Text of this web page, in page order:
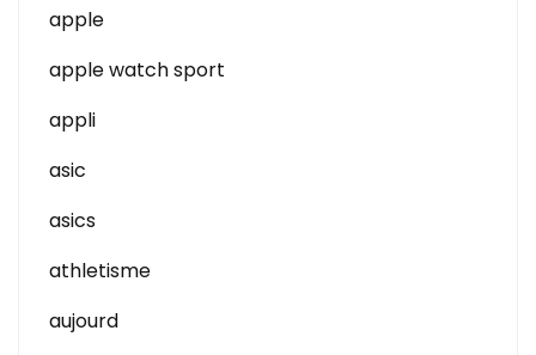
apple
apple watch sport
appli
asic
asics
athletisme
aujourd